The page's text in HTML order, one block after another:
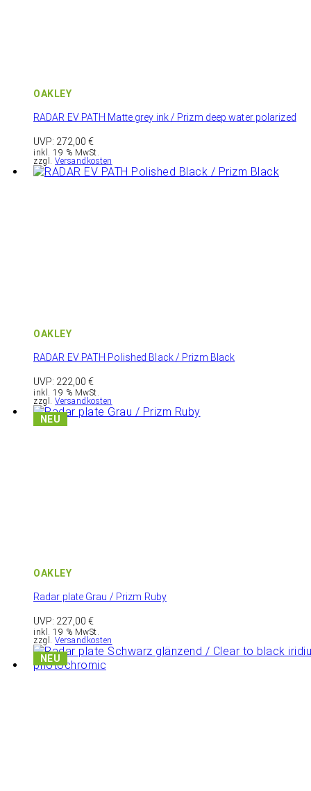
OAKLEY
RADAR EV PATH Matte grey ink / Prizm deep water polarized
UVP: 272,00 €
inkl. 19 % MwSt.
zzgl. Versandkosten
OAKLEY
RADAR EV PATH Polished Black / Prizm Black
UVP: 222,00 €
inkl. 19 % MwSt.
zzgl. Versandkosten
OAKLEY
Radar plate Grau / Prizm Ruby
UVP: 227,00 €
inkl. 19 % MwSt.
zzgl. Versandkosten